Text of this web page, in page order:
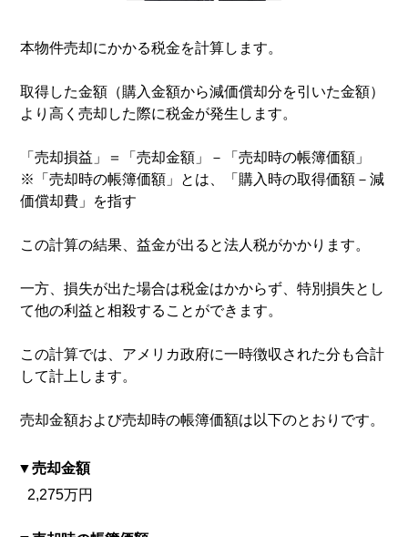
本物件売却にかかる税金を計算します。
取得した金額（購入金額から減価償却分を引いた金額）
より高く売却した際に税金が発生します。
「売却損益」＝「売却金額」－「売却時の帳簿価額」
※「売却時の帳簿価額」とは、「購入時の取得価額－減
価償却費」を指す
この計算の結果、益金が出ると法人税がかかります。
一方、損失が出た場合は税金はかからず、特別損失とし
て他の利益と相殺することができます。
この計算では、アメリカ政府に一時徴収された分も合計
して計上します。
売却金額および売却時の帳簿価額は以下のとおりです。
売却金額
2,275万円